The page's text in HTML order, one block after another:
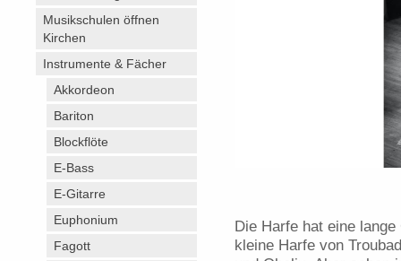
Musikschulen öffnen
Kirchen
Instrumente & Fächer
Akkordeon
Bariton
Blockflöte
E-Bass
E-Gitarre
Euphonium
Fagott
Die Harfe hat eine
kleine Harfe von